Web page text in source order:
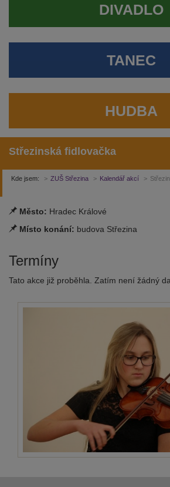
DIVADLO
TANEC
HUDBA
Střezinská fidlovačka
Kde jsem: ZUŠ Střezina Kalendář akcí
Město: Hradec Králové
Místo konání: budova Střezina
Termíny
Tato akce již proběhla. Zatím není žádný